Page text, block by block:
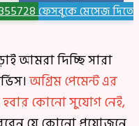
ফেসবুকে মেসেজ দিতে
আমরা দিচ্ছি সারা
অগ্রিম পেমেন্ট এর
হবার কোনো সুযোগ নেই,